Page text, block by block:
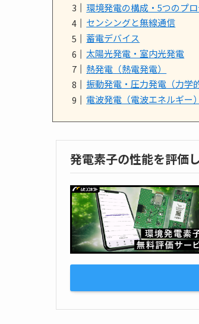
環境発電の構成・5つのプ
センシングと無線通信
蓄電デバイス
太陽光発電・室内光発電
熱発電（熱電発電）
振動発電・圧力発電（力学
電波発電（電波エネルギー）
発電素子の性能を評価